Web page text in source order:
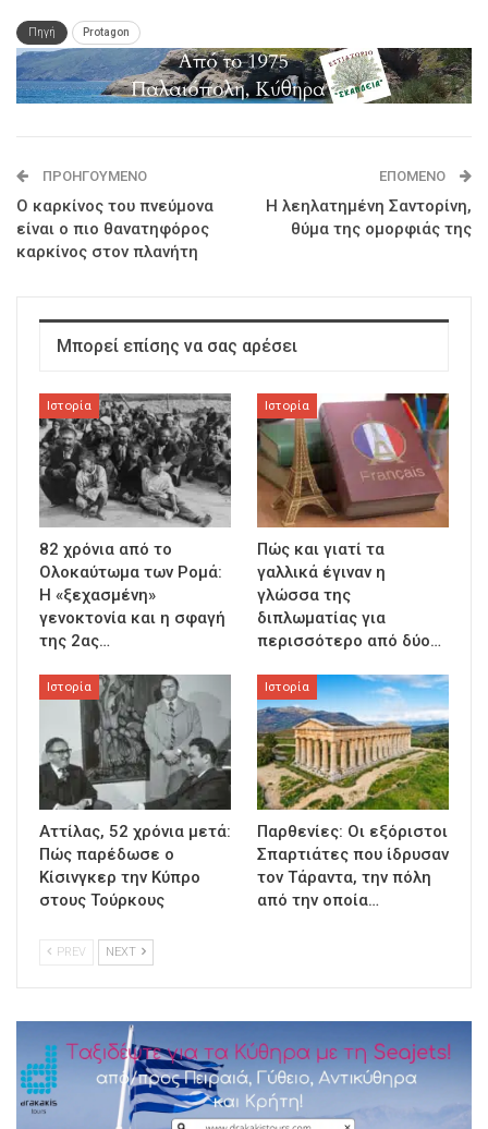
Πηγή Protagon
ΠΡΟΗΓΟΎΜΕΝΟ
Ο καρκίνος του πνεύμονα
είναι ο πιο θανατηφόρος
καρκίνος στον πλανήτη
ΕΠΌΜΕΝΟ
Η λεηλατημένη Σαντορίνη,
θύμα της ομορφιάς της
Μπορεί επίσης να σας αρέσει
Ιστορία
82 χρόνια από το
Ολοκαύτωμα των Ρομά:
Η «ξεχασμένη»
γενοκτονία και η σφαγή
της 2ας…
Ιστορία
Πώς και γιατί τα
γαλλικά έγιναν η
γλώσσα της
διπλωματίας για
περισσότερο από δύο…
Ιστορία
Αττίλας, 52 χρόνια μετά:
Πώς παρέδωσε ο
Κίσινγκερ την Κύπρο
στους Τούρκους
Ιστορία
Παρθενίες: Οι εξόριστοι
Σπαρτιάτες που ίδρυσαν
τον Τάραντα, την πόλη
από την οποία…
PREV NEXT